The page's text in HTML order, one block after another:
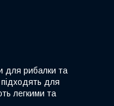
для рибалки та
для
легкими та